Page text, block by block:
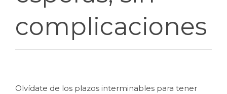
complicaciones
Olvídate de los plazos interminables para tener